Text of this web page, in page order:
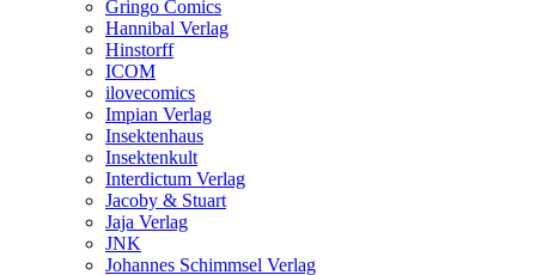
Gringo Comics
Hannibal Verlag
Hinstorff
ICOM
ilovecomics
Impian Verlag
Insektenhaus
Insektenkult
Interdictum Verlag
Jacoby & Stuart
Jaja Verlag
JNK
Johannes Schimmsel Verlag